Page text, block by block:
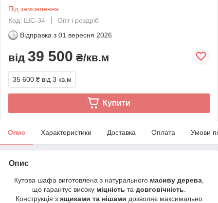
Під замовлення
Код: ШС-34
Опт і роздріб
Відправка з 01 вересня 2026
від 39 500 ₴/кв.м
35 600 ₴ від 3 кв.м
Купити
Опис Характеристики Доставка Оплата Умови
Опис
Кутова шафа виготовлена з натурального масиву дерева
що гарантує високу міцність та довговічність
Конструкція з ящиками та нішами дозволяє максимально